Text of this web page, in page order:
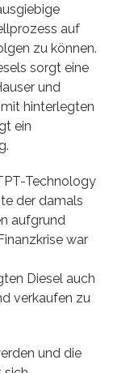
auf
zu können.
sorgt eine
und
hinterlegten
ein
Technology
der damals
aufgrund
war
Diesel auch
verkaufen zu
und die